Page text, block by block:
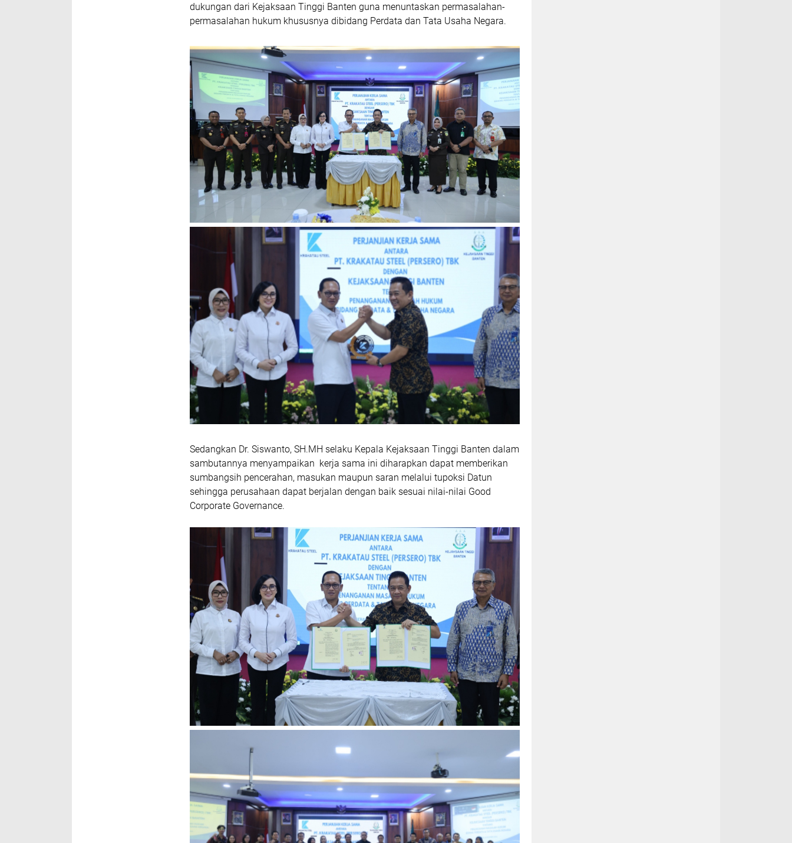
dukungan dari Kejaksaan Tinggi Banten guna menuntaskan permasalahan-
permasalahan hukum khususnya dibidang Perdata dan Tata Usaha Negara.
Sedangkan Dr. Siswanto, SH.MH selaku Kepala Kejaksaan Tinggi Banten dalam
sambutannya menyampaikan kerja sama ini diharapkan dapat memberikan
sumbangsih pencerahan, masukan maupun saran melalui tupoksi Datun
sehingga perusahaan dapat berjalan dengan baik sesuai nilai-nilai Good
Corporate Governance.